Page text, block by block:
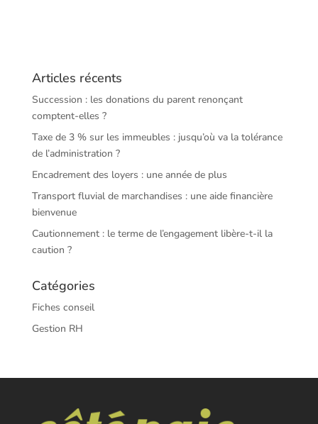
Articles récents
Succession : les donations du parent renonçant
comptent-elles ?
Taxe de 3 % sur les immeubles : jusqu’où va la tolérance
de l’administration ?
Encadrement des loyers : une année de plus
Transport fluvial de marchandises : une aide financière
bienvenue
Cautionnement : le terme de l’engagement libère-t-il la
caution ?
Catégories
Fiches conseil
Gestion RH